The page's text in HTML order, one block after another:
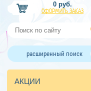
0 руб.
ОФОРМИТЬ ЗАКАЗ
расширенный поиск
АКЦИИ